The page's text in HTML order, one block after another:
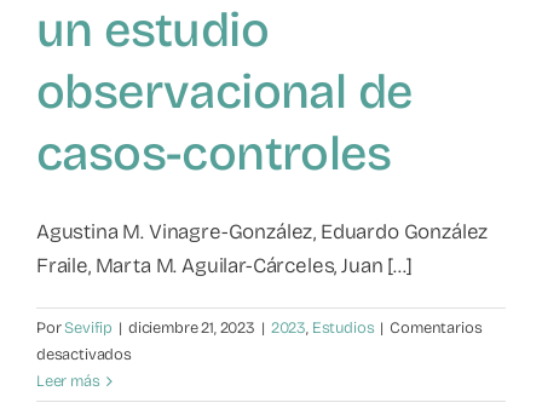
un estudio
observacional de
casos-controles
Agustina M. Vinagre-González, Eduardo González
Fraile, Marta M. Aguilar-Cárceles, Juan [...]
PorSevifip | diciembre 21, 2023 | 2023, Estudios | Comentarios
desactivadosen
de
Leer más